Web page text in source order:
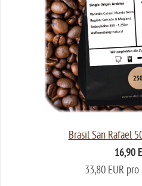
Brasil San Rafael
16,90
33,80 EUR